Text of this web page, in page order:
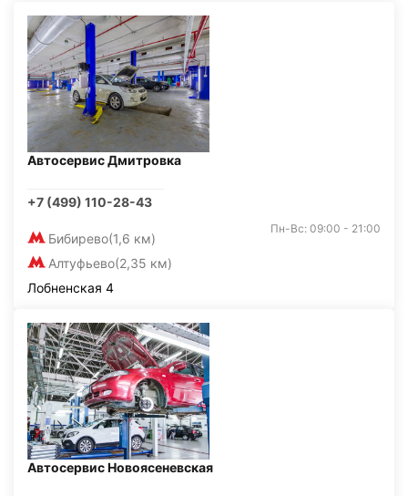
Автосервис Дмитровка
+7 (499) 110-28-43
Бибирево(1,6 км)
Алтуфьево(2,35 км)
Пн-Вс: 09:00 - 21:00
Лобненская 4
Автосервис Новоясеневская